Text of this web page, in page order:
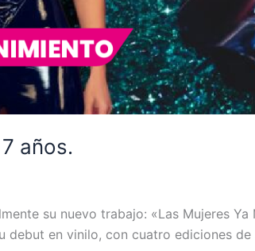
años.
su nuevo trabajo: «Las Mujeres Ya
en vinilo, con cuatro ediciones